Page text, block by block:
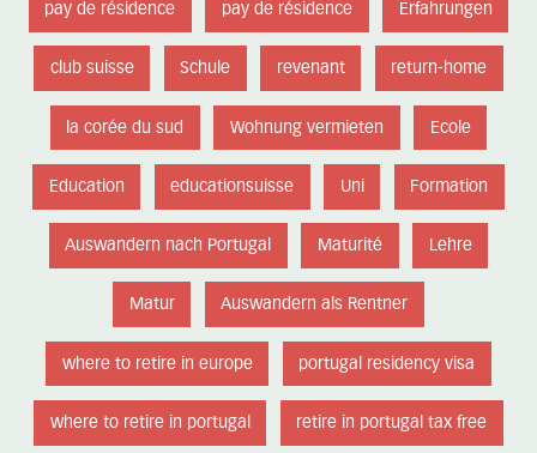
pay de résidence pay de résidence Erfahrungen
club suisse Schule revenant return-home
la corée du sud Wohnung vermieten Ecole
Education educationsuisse Uni Formation
Auswandern nach Portugal Maturité Lehre
Matur Auswandern als Rentner
where to retire in europe portugal residency visa
where to retire in portugal retire in portugal tax free